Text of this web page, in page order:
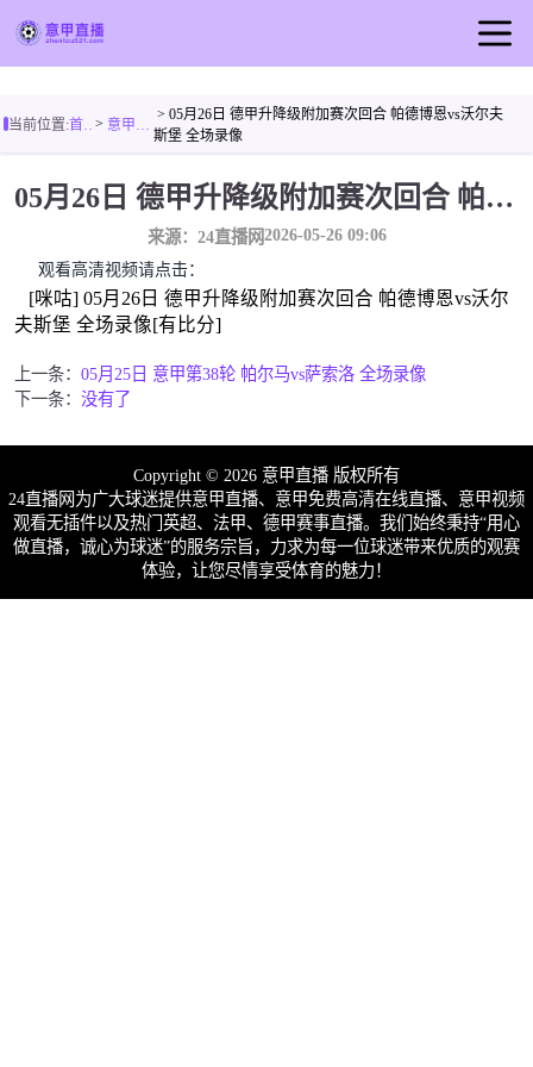
意甲直播
篮球直播
意甲录像
意甲新闻
当前位置: 首页> 意甲录像
> 05月26日 德甲升降级附加赛次回合 帕德博恩vs沃尔夫
斯堡 全场录像
05月26日 德甲升降级附加赛次回合 帕德博恩vs沃尔夫斯堡 全场录像
来源：24直播网2026-05-26 09:06
观看高清视频请点击：
[咪咕] 05月26日 德甲升降级附加赛次回合 帕德博恩vs沃尔
夫斯堡 全场录像[有比分]
上一条： 05月25日 意甲第38轮 帕尔马vs萨索洛 全场录像
下一条： 没有了
Copyright © 2026 意甲直播 版权所有
24直播网为广大球迷提供意甲直播、意甲免费高清在线直播、意甲视频
观看无插件以及热门英超、法甲、德甲赛事直播。我们始终秉持“用心
做直播，诚心为球迷”的服务宗旨，力求为每一位球迷带来优质的观赛
体验，让您尽情享受体育的魅力！